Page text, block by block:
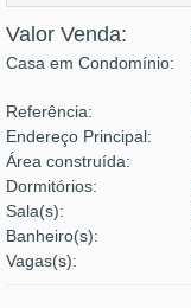
Valor Venda:
Casa em Condomínio:
Referência:
Endereço Principal:
Área construída:
Dormitórios:
Sala(s):
Banheiro(s):
Vagas(s):